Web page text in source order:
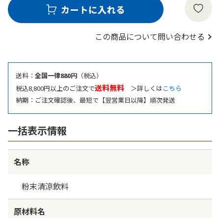
この商品について問い合わせる
送料： 全国一律880円 （税込）
税込8,800円以上のご注文で送料無料 ＞詳しくはこちら
納期：ご注文確認後、最短で【翌営業日以降】順次発送
一括表示情報
名称
粉末清涼飲料
原材料名